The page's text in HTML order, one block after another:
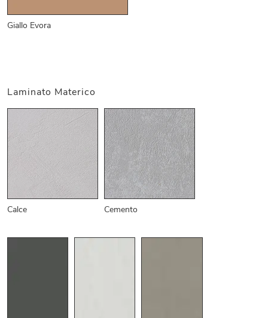
Giallo Evora
Laminato Materico
Calce Cemento